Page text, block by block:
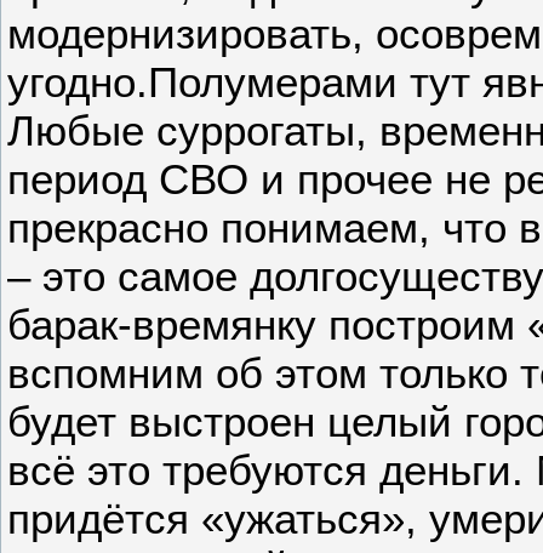
модернизировать,
угодно.Полумерами тут
Любые суррогаты,
период СВО и прочее не
прекрасно понимаем, что
– это самое
барак-времянку построим
вспомним об этом только
будет выстроен целый
всё это требуются
придётся «ужаться»,